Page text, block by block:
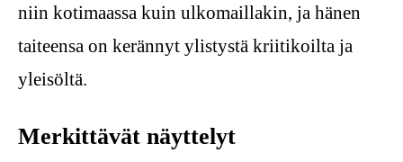
niin kotimaassa kuin ulkomaillakin, ja hänen
taiteensa on kerännyt ylistystä kriitikoilta ja
yleisöltä.
Merkittävät näyttelyt